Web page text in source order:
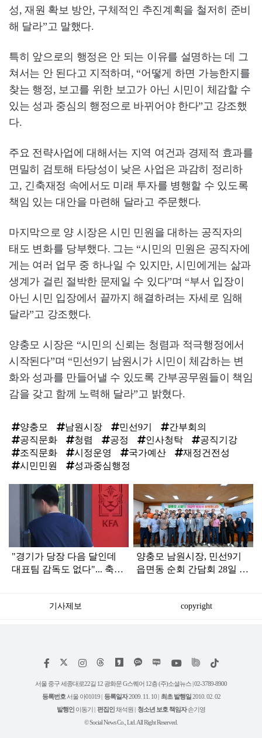
성, 재원 확보 방안, 구체적인 추진계획을 철저히 준비
해 달라”고 말했다.
특히 앞으로의 행정은 안 되는 이유를 설명하는 데 그
쳐서는 안 된다고 지적하며, “어떻게 하면 가능한지를
찾는 행정, 보고를 위한 보고가 아닌 시민이 체감할 수
있는 성과 중심의 행정으로 바뀌어야 한다”고 강조했
다.
주요 전략사업에 대해서는 지역 여건과 경제적 효과를
면밀히 검토해 타당성이 낮은 사업은 과감히 정리하
고, 긴축재정 속에서도 미래 투자를 병행할 수 있도록
책임 있는 대안을 마련해 달라고 주문했다.
마지막으로 양 시장은 시민 민원을 대하는 공직자의
태도 변화를 당부했다. 그는 “시민의 민원은 공직자에
게는 여러 업무 중 하나일 수 있지만, 시민에게는 삶과
생계가 걸린 절박한 문제일 수 있다”며 “부서 입장이
아닌 시민 입장에서 끝까지 해결하려는 자세로 임해
달라”고 강조했다.
양충모 시장은 “시민의 신뢰는 청렴과 적극행정에서
시작된다”며 “민선9기 남원시가 시민이 체감하는 변
화와 성과를 만들어낼 수 있도록 간부공무원들이 책임
감을 갖고 함께 노력해 달라”고 밝혔다.
양충모 남원시장 민선9기
간부회의
공직문화
청렴 공정 인사청탁
공직기강
조직문화
시정운영 국가예산
재정건전성
시민민원
성과중심행정
"경기가 당장 다음 달인데
대표팀 감독도 없다"... 축구
양충모 남원시장, 민선9기
읍면동 순회 간담회 28일 마
기사제보 copyright
페
스
인
타
램
위
트
유
튜
틱
서울 중구 세종대로22길 12 광화문 G스퀘어 12층 (주)소셜뉴스 | 02-3789-8900
등록번호 서울 아01019 | 등록일자2009. 11. 10 | 최초 발행일 2010. 02. 02
발행인 이동기 | 편집인 채석원 | 청소년 보호 책임자손기영
© Social News Co., Ltd. All Right Reserved.